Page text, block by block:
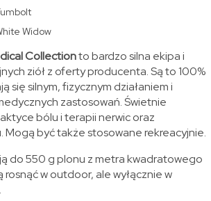
Widow
Collectionto bardzo silna ekipa i
ziół z oferty producenta. Są to 100%
się silnym, fizycznym działaniem i
zastosowań. Świetnie
bólu i terapii nerwic oraz
Mogą być także stosowane rekreacyjnie.
do 550 g plonu z metra kwadratowego
w outdoor, ale wyłącznie w